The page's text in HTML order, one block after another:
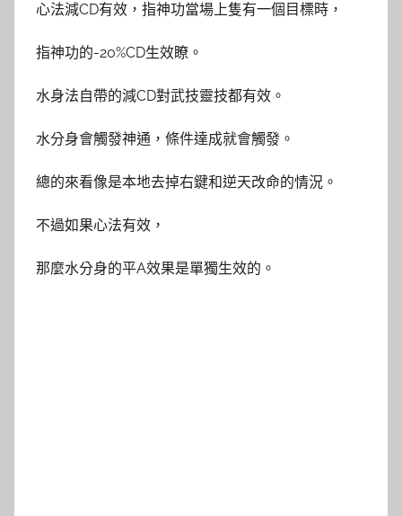
心法減CD有效，指神功當場上隻有一個目標時，
指神功的-20%CD生效瞭。
水身法自帶的減CD對武技靈技都有效。
水分身會觸發神通，條件達成就會觸發。
總的來看像是本地去掉右鍵和逆天改命的情況。
不過如果心法有效，
那麼水分身的平A效果是單獨生效的。